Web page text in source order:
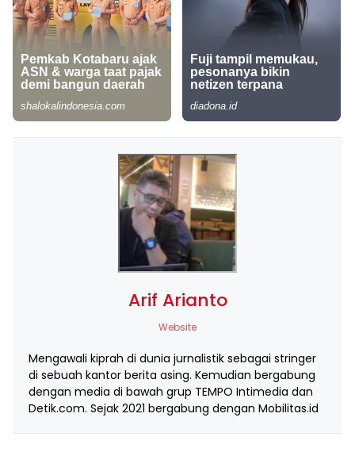
Arif Arianto
Website
Mengawali kiprah di dunia jurnalistik sebagai stringer
di sebuah kantor berita asing. Kemudian bergabung
dengan media di bawah grup TEMPO Intimedia dan
Detik.com. Sejak 2021 bergabung dengan Mobilitas.id